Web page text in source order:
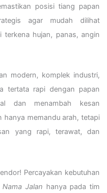
posisi tiang papan
agar mudah dilihat
terkena hujan, panas, angin
modern, komplek industri,
tertata rapi dengan papan
dan menambah kesan
hanya memandu arah, tetapi
yang rapi, terawat, dan
Percayakan kebutuhan
Jalan hanya pada tim